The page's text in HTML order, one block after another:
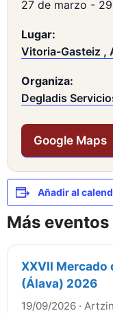
27 de marzo -
Lugar:
Vitoria-Gasteiz ,
Organiza:
Degladis
Google Maps
Añadir al
Más
XXVII Mercado
(Álava) 2026
19/09/2026 ·